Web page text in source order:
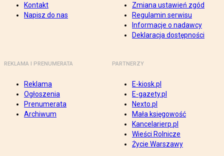
Kontakt
Napisz do nas
Zmiana ustawień zgód
Regulamin serwisu
Informacje o nadawcy
Deklaracja dostępności
REKLAMA I PRENUMERATA
Reklama
Ogłoszenia
Prenumerata
Archiwum
PARTNERZY
E-kiosk.pl
E-gazety.pl
Nexto.pl
Mała księgowość
Kancelarierp.pl
Wieści Rolnicze
Życie Warszawy